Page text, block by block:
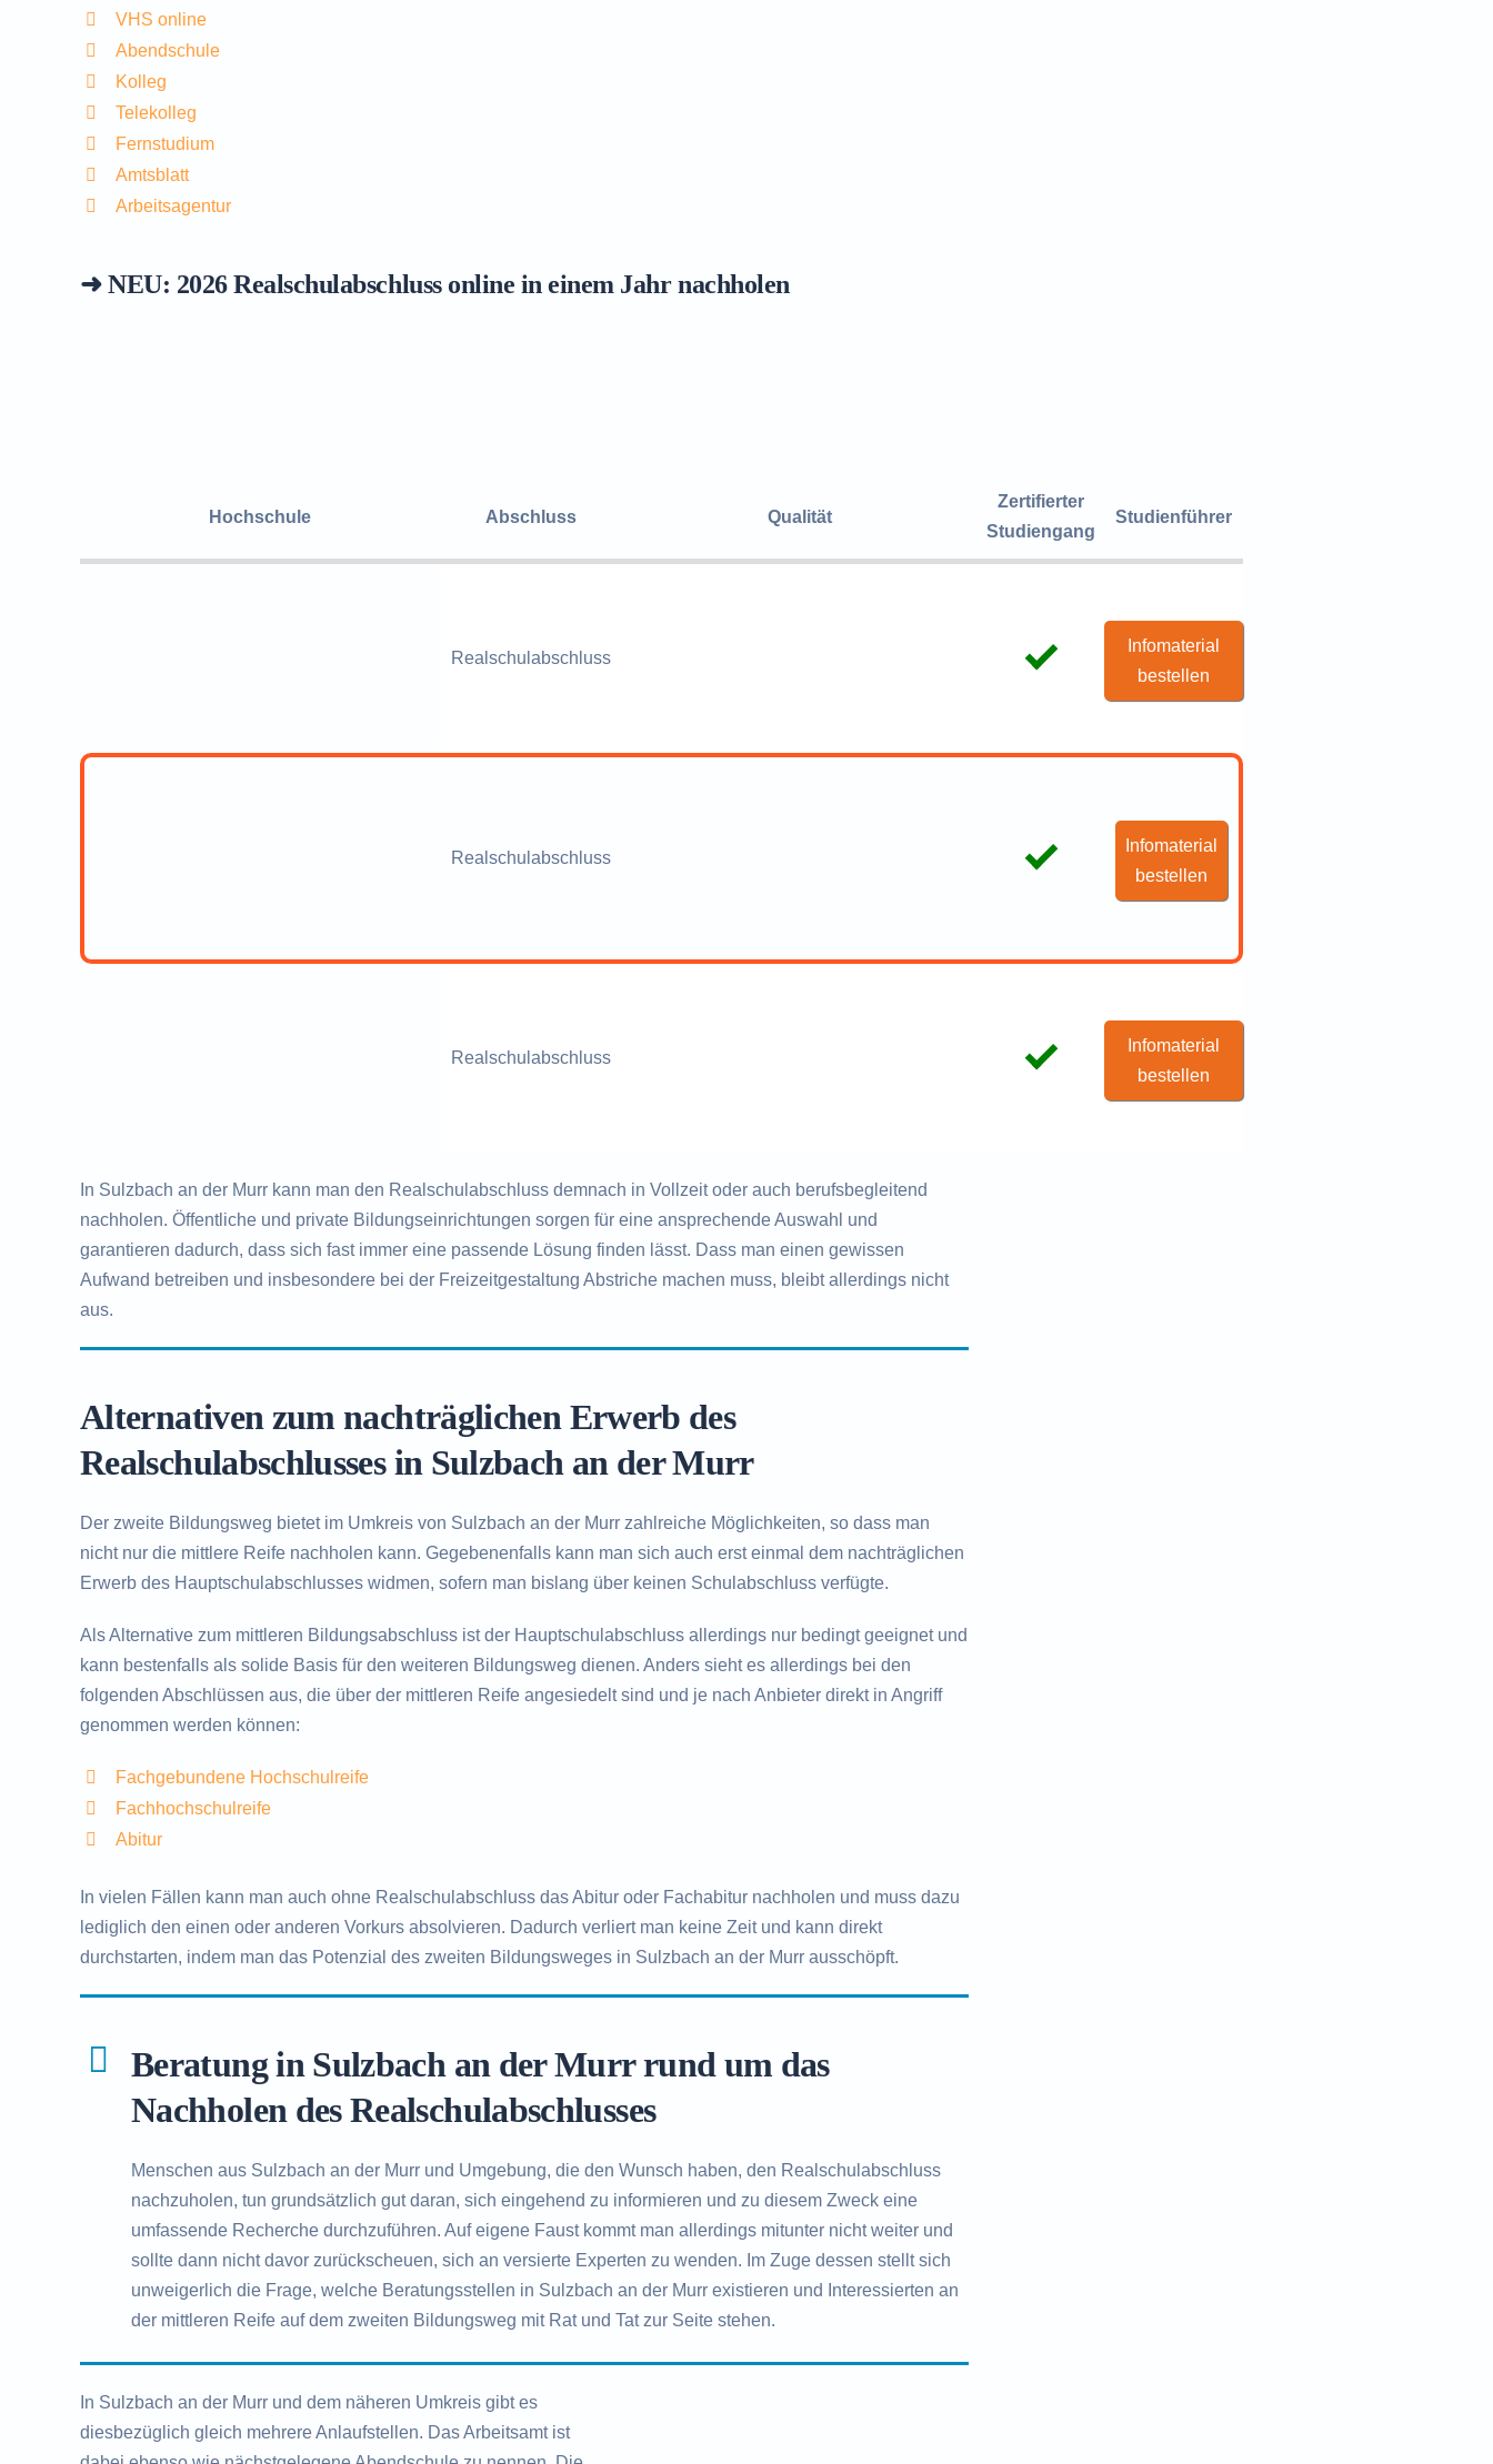
VHS online
Abendschule
Kolleg
Telekolleg
Fernstudium
Amtsblatt
Arbeitsagentur
➜ NEU: 2026Realschulabschluss online in einem Jahr nachholen
Hochschule Abschluss Qualität
Zertifierter
Studiengang
Studienführer
Realschulabschluss
Infomaterial
bestellen
Realschulabschluss
Infomaterial
bestellen
Realschulabschluss
Infomaterial
bestellen
In Sulzbach an der Murr kann man den Realschulabschluss demnach in Vollzeit oder auch berufsbegleitend
nachholen. Öffentliche und private Bildungseinrichtungen sorgen für eine ansprechende Auswahl und
garantieren dadurch, dass sich fast immer eine passende Lösung finden lässt. Dass man einen gewissen
Aufwand betreiben und insbesondere bei der Freizeitgestaltung Abstriche machen muss, bleibt allerdings nicht
aus.
Alternativen zum nachträglichen Erwerb des
Realschulabschlusses in Sulzbach an der Murr
Der zweite Bildungsweg bietet im Umkreis von Sulzbach an der Murr zahlreiche Möglichkeiten, so dass man
nicht nur die mittlere Reife nachholen kann. Gegebenenfalls kann man sich auch erst einmal dem nachträglichen
Erwerb des Hauptschulabschlusses widmen, sofern man bislang über keinen Schulabschluss verfügte.
Als Alternative zum mittleren Bildungsabschluss ist der Hauptschulabschluss allerdings nur bedingt geeignet und
kann bestenfalls als solide Basis für den weiteren Bildungsweg dienen. Anders sieht es allerdings bei den
folgenden Abschlüssen aus, die über der mittleren Reife angesiedelt sind und je nach Anbieter direkt in Angriff
genommen werden können:
Fachgebundene Hochschulreife
Fachhochschulreife
Abitur
In vielen Fällen kann man auch ohne Realschulabschluss das Abitur oder Fachabitur nachholen und muss dazu
lediglich den einen oder anderen Vorkurs absolvieren. Dadurch verliert man keine Zeit und kann direkt
durchstarten, indem man das Potenzial des zweiten Bildungsweges in Sulzbach an der Murr ausschöpft.
Beratung in Sulzbach an der Murr rund um das
Nachholen des Realschulabschlusses
Menschen aus Sulzbach an der Murr und Umgebung, die den Wunsch haben, den Realschulabschluss
nachzuholen, tun grundsätzlich gut daran, sich eingehend zu informieren und zu diesem Zweck eine
umfassende Recherche durchzuführen. Auf eigene Faust kommt man allerdings mitunter nicht weiter und
sollte dann nicht davor zurückscheuen, sich an versierte Experten zu wenden. Im Zuge dessen stellt sich
unweigerlich die Frage, welche Beratungsstellen in Sulzbach an der Murr existieren und Interessierten an
der mittleren Reife auf dem zweiten Bildungsweg mit Rat und Tat zur Seite stehen.
In Sulzbach an der Murr und dem näheren Umkreis gibt es
diesbezüglich gleich mehrere Anlaufstellen. Das Arbeitsamt ist